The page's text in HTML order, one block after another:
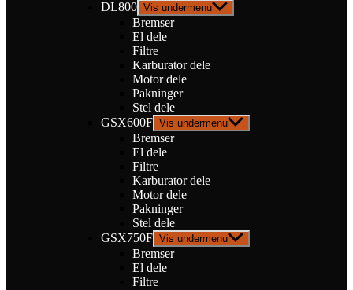
DL800 Vis undermenu
Bremser
El dele
Filtre
Karburator dele
Motor dele
Pakninger
Stel dele
GSX600F Vis undermenu
Bremser
El dele
Filtre
Karburator dele
Motor dele
Pakninger
Stel dele
GSX750F Vis undermenu
Bremser
El dele
Filtre